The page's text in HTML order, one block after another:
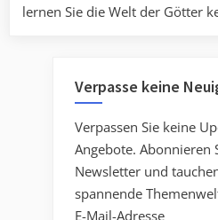
lernen Sie die Welt der Götter
Verpasse keine
Verpassen Sie keine
Angebote. Abonnieren
Newsletter und
spannende
E-Mail-Adresse